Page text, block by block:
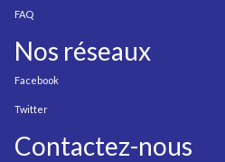
FAQ
Nos réseaux
Facebook
Twitter
Contactez-nous